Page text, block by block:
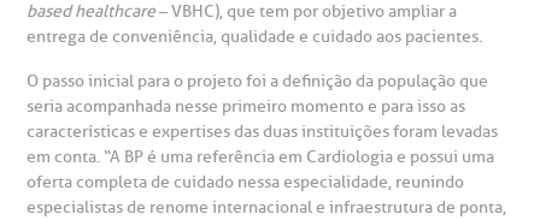
in antecipado
de exames
A BP conta com você para melhorar sempre a qualidade do
atendimento e dos serviços prestados.
A Ouvidoria e SAC são canais para você, cliente da BP, tirar
suas dúvidas, registrar suas reclamações ou fazer elogios
relacionados ao nosso atendimento e aos nossos serviços.
Horário de atendimento: 2ª a 6ª feira das 7h às 18h
Saiba mais
do médico
de conduta
Financeiras
de atendimento
de Infarto SUS
de Excelência em Neurologia e
based healthcare– VBHC), que tem por objetivo ampliar a
entrega de conveniência, qualidade e cuidado aos pacientes.
O passo inicial para o projeto foi a definição da população que
seria acompanhada nesse primeiro momento e para isso as
características e expertises das duas instituições foram levadas
em conta. “A BP é uma referência em Cardiologia e possui uma
oferta completa de cuidado nessa especialidade, reunindo
especialistas de renome internacional e infraestrutura de ponta,